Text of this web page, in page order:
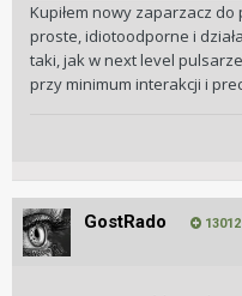
Kupiłem nowy zaparzacz
proste, idiotoodporne i
taki, jak w next level
przy minimum interakcji i
GostRado 13012